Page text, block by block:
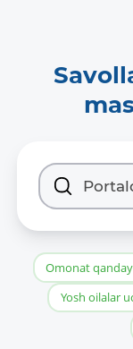
Omonat
Yosh oilalar